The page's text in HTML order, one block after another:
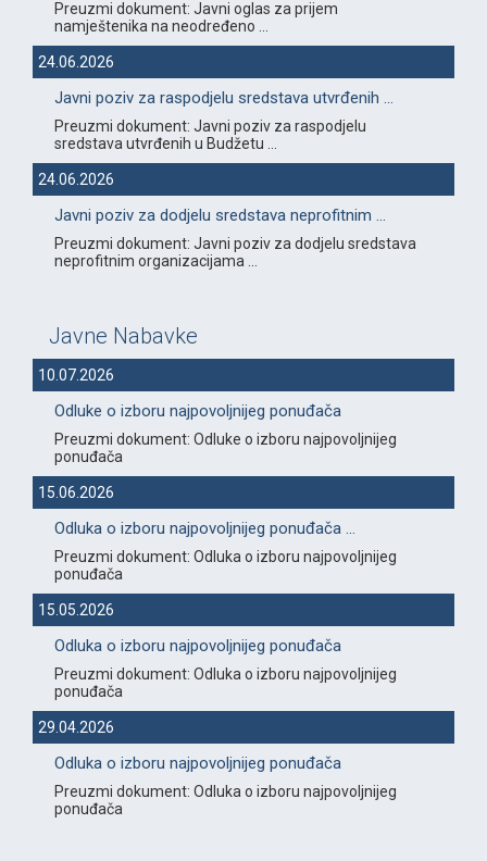
Preuzmi dokument: Javni oglas za prijem
namještenika na neodređeno ...
24.06.2026
Javni poziv za raspodjelu sredstava utvrđenih ...
Preuzmi dokument: Javni poziv za raspodjelu
sredstava utvrđenih u Budžetu ...
24.06.2026
Javni poziv za dodjelu sredstava neprofitnim ...
Preuzmi dokument: Javni poziv za dodjelu sredstava
neprofitnim organizacijama ...
Javne Nabavke
10.07.2026
Odluke o izboru najpovoljnijeg ponuđača
Preuzmi dokument: Odluke o izboru najpovoljnijeg
ponuđača
15.06.2026
Odluka o izboru najpovoljnijeg ponuđača ...
Preuzmi dokument: Odluka o izboru najpovoljnijeg
ponuđača
15.05.2026
Odluka o izboru najpovoljnijeg ponuđača
Preuzmi dokument: Odluka o izboru najpovoljnijeg
ponuđača
29.04.2026
Odluka o izboru najpovoljnijeg ponuđača
Preuzmi dokument: Odluka o izboru najpovoljnijeg
ponuđača